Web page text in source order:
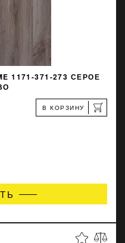
1171-371-273 СЕРОЕ
В КОРЗИНУ